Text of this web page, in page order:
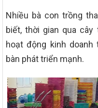
Nhiều bà con trồng
biết, thời gian qua
hoạt động kinh
bàn phát triển mạnh.